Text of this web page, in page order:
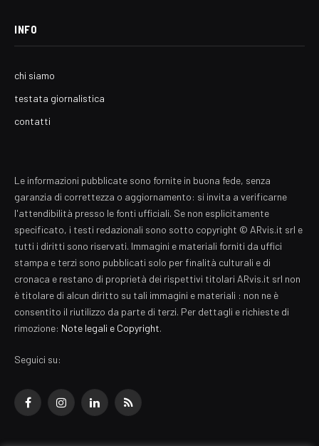
INFO
chi siamo
testata giornalistica
contatti
Le informazioni pubblicate sono fornite in buona fede, senza
garanzia di correttezza o aggiornamento: si invita a verificarne
l'attendibilità presso le fonti ufficiali. Se non esplicitamente
specificato, i testi redazionali sono sotto copyright © ARvis.it srl e
tutti i diritti sono riservati. Immagini e materiali forniti da uffici
stampa e terzi sono pubblicati solo per finalità culturali e di
cronaca e restano di proprietà dei rispettivi titolari ARvis.it srl non
è titolare di alcun diritto su tali immagini e materiali : non ne è
consentito il riutilizzo da parte di terzi. Per dettagli e richieste di
rimozione: Note legali e Copyright.
Seguici su:
FacebookInstagramLinkedInRSS